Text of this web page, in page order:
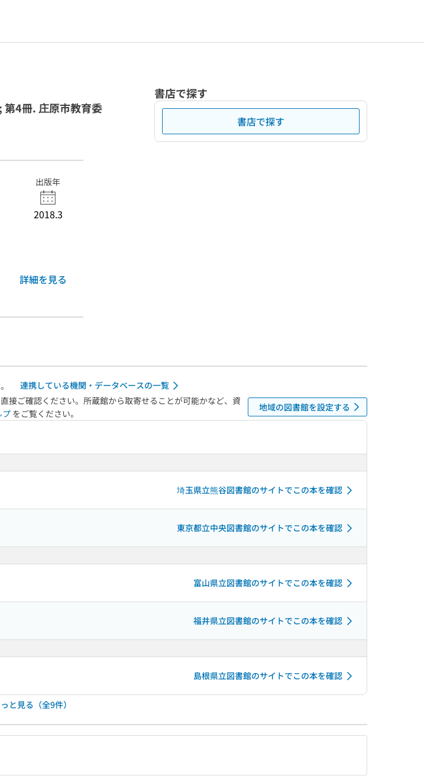
第4冊. 庄原市教育委
出版年
2018.3
詳細を見る
書店で探す
書店で探す
連携している機関・データベースの一覧
接ご確認ください。所蔵館から取寄せることが可能かなど、資
プをご覧ください。
地域の図書館を設定する
埼玉県立熊谷図書館のサイトでこの本を確認
東京都立中央図書館のサイトでこの本を確認
富山県立図書館のサイトでこの本を確認
福井県立図書館のサイトでこの本を確認
島根県立図書館のサイトでこの本を確認
と見る（全9件）